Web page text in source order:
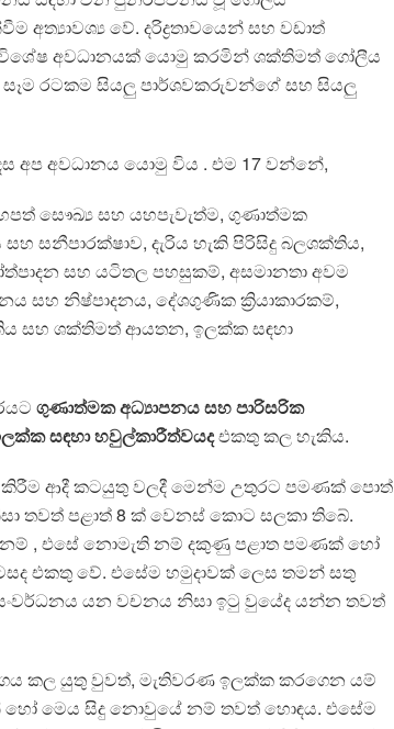
අත්‍යාවශ්‍ය වේ. දරිද්‍රතාවයෙන් සහ වඩාත්
විශේෂ අවධානයක් යොමු කරමින් ශක්තිමත් ගෝලීය
රටකම සියලු පාර්ශවකරුවන්ගේ සහ සියලු
අප අවධානය යොමු විය . එම 17 වන්නේ,
සෞඛ්‍ය සහ යහපැවැත්ම, ගුණාත්මක
සනීපාරක්ෂාව, දැරිය හැකි පිරිසිදු බලශක්තිය,
සහ යටිතල පහසුකම්, අසමානතා අවම
සහ නිෂ්පාදනය, දේශගුණික ක්‍රියාකාරකම්,
සහ ශක්තිමත් ආයතන, ඉලක්ක සඳහා
ගුණාත්මක අධ්‍යාපනය සහ පාරිසරික
සඳහා හවුල්කාරීත්වයදඑකතු කල හැකිය.
ආදී කටයුතු වලදී මෙන්ම උතුරට පමණක් පොත්
තවත් පළාත් 8 ක් වෙනස්⁣ කොට සලකා තිබේ.
, එසේ නොමැති නම් දකුණු පළාත පමණක් හෝ
එකතු වේ. එසේම හමුදාවක් ලෙස තමන් සතු
යන වචනය නිසා ඉටු වුයේද යන්න තවත්
කල යුතු වුවත්, මැතිවරණ ඉලක්ක කරගෙන යම්
මෙය සිදු නොවුයේ නම් තවත් හොඳය. එසේම